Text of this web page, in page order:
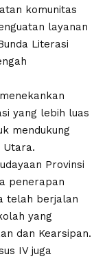
komunitas
layanan
Literasi
yang lebih luas
mendukung
Utara.
Provinsi
penerapan
telah berjalan
yang
dan Kearsipan.
IV juga